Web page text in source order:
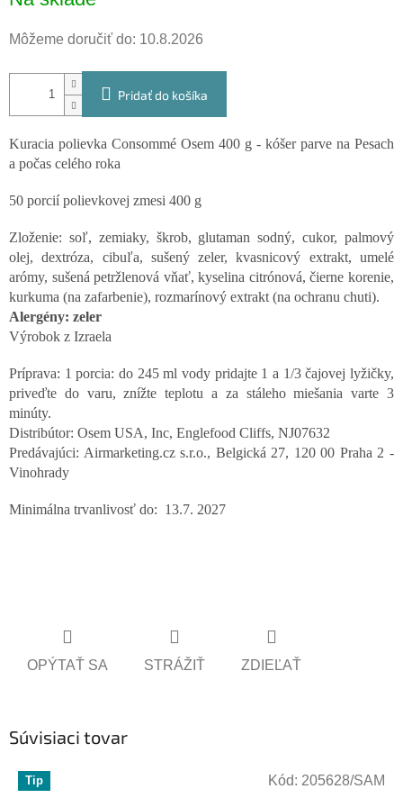
cena:
Môžeme doručiť do: 10.8.2026
Pridať do košíka
Kuracia polievka Consommé Osem 400 g - kóšer parve na Pesach
a počas celého roka
50 porcií polievkovej zmesi 400 g
Zloženie: soľ, zemiaky, škrob, glutaman sodný, cukor, palmový
olej, dextróza, cibuľa, sušený zeler, kvasnicový extrakt, umelé
arómy, sušená petržlenová vňať, kyselina citrónová, čierne korenie,
kurkuma (na zafarbenie), rozmarínový extrakt (na ochranu chuti).
Alergény: zeler
Výrobok z Izraela
Príprava: 1 porcia: do 245 ml vody pridajte 1 a 1/3 čajovej lyžičky,
priveďte do varu, znížte teplotu a za stáleho miešania varte 3
minúty.
Distribútor: Osem USA, Inc, Englefood Cliffs, NJ07632
Predávajúci: Airmarketing.cz s.r.o., Belgická 27, 120 00 Praha 2 -
Vinohrady
Minimálna trvanlivosť do: 13.7. 2027
OPÝTAŤ SA STRÁŽIŤ ZDIEĽAŤ
Súvisiaci tovar
Tip Kód: 205628/SAM